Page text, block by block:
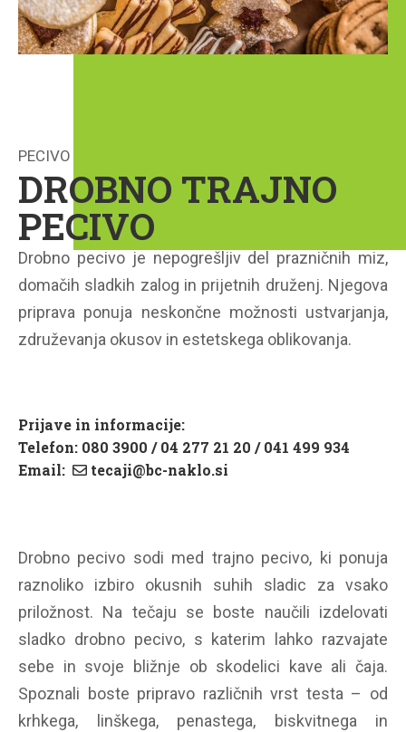
PECIVO
DROBNO TRAJNO
PECIVO
Drobno pecivo je nepogrešljiv del prazničnih miz,
domačih sladkih zalog in prijetnih druženj. Njegova
priprava ponuja neskončne možnosti ustvarjanja,
združevanja okusov in estetskega oblikovanja.
Prijave in informacije:
Telefon: 080 3900 / 04 277 21 20 / 041 499 934
Email:
tecaji@bc-naklo.si
Drobno pecivo sodi med trajno pecivo, ki ponuja
raznoliko izbiro okusnih suhih sladic za vsako
priložnost. Na tečaju se boste naučili izdelovati
sladko drobno pecivo, s katerim lahko razvajate
sebe in svoje bližnje ob skodelici kave ali čaja.
Spoznali boste pripravo različnih vrst testa – od
krhkega, linškega, penastega, biskvitnega in